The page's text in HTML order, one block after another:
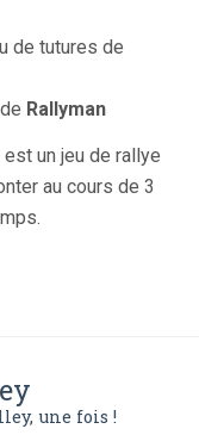
de tutures de
Rallyman
est un jeu de rallye
au cours de 3
une fois !